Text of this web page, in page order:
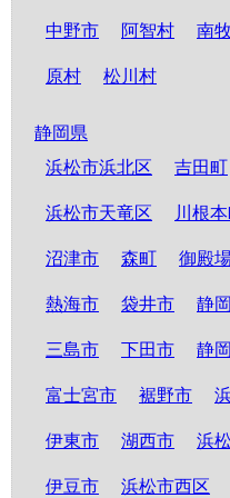
中野市 阿智村 南
原村 松川村
静岡県
浜松市浜北区
吉田町
浜松市天竜区 川根
沼津市 森町 御殿
熱海市 袋井市 静
三島市 下田市 静
富士宮市 裾野市
伊東市 湖西市 浜
伊豆市 浜松市西区